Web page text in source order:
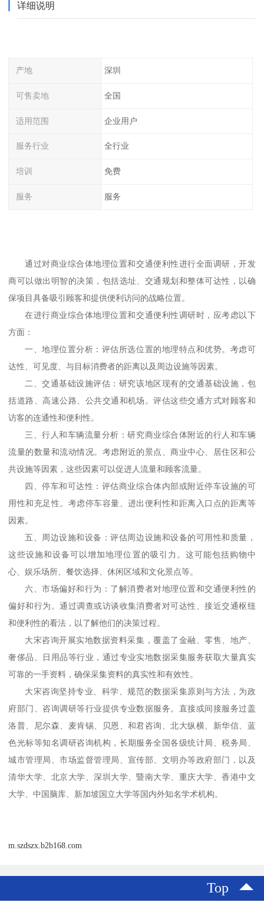
详细说明
产地 深圳
可售卖地 全国
适用范围 企业用户
服务行业 全行业
培训 免费
服务 服务
通过对商业综合体地理位置和交通便利性进行全面调研，开发
商可以做出明智的决策，包括选址、交通规划和整体可达性，以确
保项目具备吸引顾客和提供便利访问的战略位置。
在进行商业综合体地理位置和交通便利性调研时，应考虑以下
方面：
一、地理位置分析：评估所选位置的地理特点和优势。考虑可
达性、可见度、与目标消费者的距离以及周边设施等因素。
二、交通基础设施评估：研究该地区现有的交通基础设施，包
括道路、高速公路、公共交通和机场。评估这些交通方式对顾客和
访客的连通性和便利性。
三、行人和车辆流量分析：研究商业综合体附近的行人和车辆
流量的数量和流动情况。考虑附近的景点、商业中心、居住区和公
共设施等因素，这些因素可以促进人流量和顾客流量。
四、停车和可达性：评估商业综合体内部或附近停车设施的可
用性和充足性。考虑停车容量、进出便利性和距离入口点的距离等
因素。
五、
周边设施和设备：评估周边设施和设备的可用性和质量，
这些设施和设备可以增加地理位置的吸引力。这可能包括购物中
心、娱乐场所、餐饮选择、休闲区域和文化景点等。
六、市场偏好和行为：了解消费者对地理位置和交通便利性的
偏好和行为。通过调查或访谈收集消费者对可达性、接近交通枢纽
和便利性的看法，以了解他们的决策过程。
大宋咨询开展实地数据资料采集，覆盖了金融、零售、地产、
奢侈品、日用品等行业，通过专业实地数据采集服务获取大量真实
可靠的一手资料，确保采集资料的真实性和有效性。
大宋咨询坚持专业、科学、规范的数据采集原则与方法，为政
府部门、咨询调研等行业提供专业数据服务。直接或间接服务过盖
洛普、尼尔森、麦肯锡、贝恩、和君咨询、北大纵横、新华信、蓝
色光标等知名调研咨询机构，长期服务全国各级统计局、税务局、
城市管理局、市场监督管理局、宣传部、文明办等政府部门，以及
清华大学、北京大学、深圳大学、暨南大学、重庆大学、香港中文
大学、中国脑库、新加坡国立大学等国内外知名学术机构。
m.szdszx.b2b168.com
Top